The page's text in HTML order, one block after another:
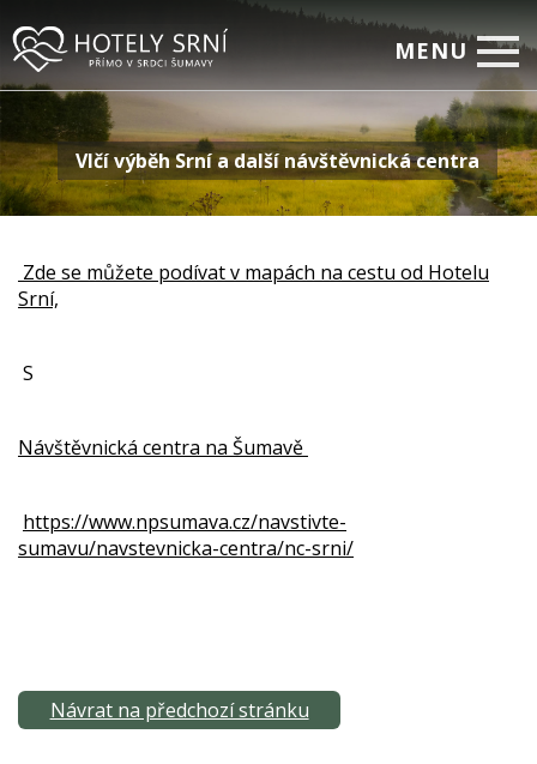
MENU
Home
Pokoje
Relax
Firemní setkávání
Restaurace
Akční nabídky
On-line rezervace
Vlčí výběh Srní a další návštěvnická centra
Zde se můžete podívat v mapách na cestu od Hotelu
Srní,
S
Návštěvnická centra na Šumavě
https://www.npsumava.cz/navstivte-
sumavu/navstevnicka-centra/nc-srni/
Návrat na předchozí stránku